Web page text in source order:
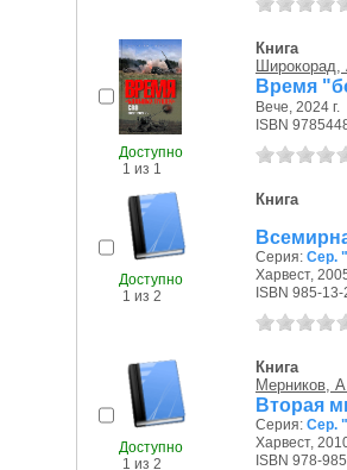
Доступно
1 из 1
Книга
Время
Вече, 2024 г.
ISBN
Доступно
1 из 2
Книга
Серия: Сер.
Харвест,
ISBN 985-
Доступно
1 из 2
Книга
Мерников,
Вторая
Серия: Сер.
Харвест,
ISBN 978-